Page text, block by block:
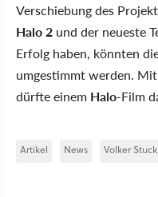
Verschiebung des
Halo 2 und der neueste
Erfolg haben, könnten
umgestimmt werden.
dürfte einem Halo-Film
Artikel News Volker